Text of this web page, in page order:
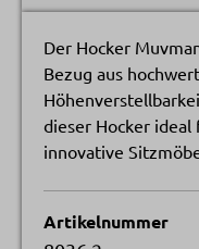
Der Hocker
Bezug aus
dieser Hocker
innovative
Artikelnummer